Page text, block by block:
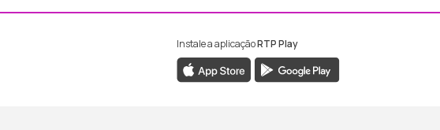
ao Facebook da RTP Madeira
ao Instagram da RTP Madeira
Instale a aplicaçãoRTP Play